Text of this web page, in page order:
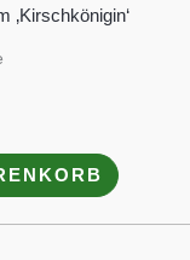
‚Kirschkönigin‘